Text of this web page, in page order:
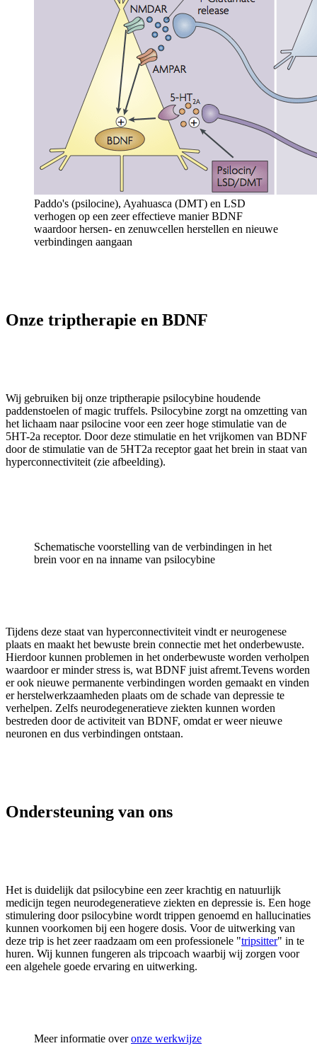
Paddo's (psilocine), Ayahuasca (DMT) en LSD
verhogen op een zeer effectieve manier BDNF
waardoor hersen- en zenuwcellen herstellen en nieuwe
verbindingen aangaan
Onze triptherapie en BDNF
Wij gebruiken bij onze triptherapie psilocybine houdende
paddenstoelen of magic truffels. Psilocybine zorgt na omzetting van
het lichaam naar psilocine voor een zeer hoge stimulatie van de
5HT-2a receptor. Door deze stimulatie en het vrijkomen van BDNF
door de stimulatie van de 5HT2a receptor gaat het brein in staat van
hyperconnectiviteit (zie afbeelding).
Schematische voorstelling van de verbindingen in het
brein voor en na inname van psilocybine
Tijdens deze staat van hyperconnectiviteit vindt er neurogenese
plaats en maakt het bewuste brein connectie met het onderbewuste.
Hierdoor kunnen problemen in het onderbewuste worden verholpen
waardoor er minder stress is, wat BDNF juist afremt.Tevens worden
er ook nieuwe permanente verbindingen worden gemaakt en vinden
er herstelwerkzaamheden plaats om de schade van depressie te
verhelpen. Zelfs neurodegeneratieve ziekten kunnen worden
bestreden door de activiteit van BDNF, omdat er weer nieuwe
neuronen en dus verbindingen ontstaan.
Ondersteuning van ons
Het is duidelijk dat psilocybine een zeer krachtig en natuurlijk
medicijn tegen neurodegeneratieve ziekten en depressie is. Een hoge
stimulering door psilocybine wordt trippen genoemd en hallucinaties
kunnen voorkomen bij een hogere dosis. Voor de uitwerking van
deze trip is het zeer raadzaam om een professionele "tripsitter" in te
huren. Wij kunnen fungeren als tripcoach waarbij wij zorgen voor
een algehele goede ervaring en uitwerking.
Meer informatie overonze werkwijze